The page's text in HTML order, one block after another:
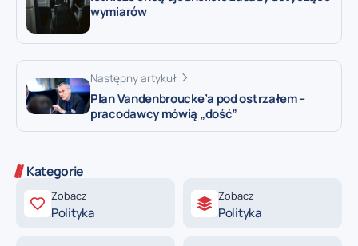
wymiarów
Następny artykuł
Plan Vandenbroucke’a pod ostrzałem –
pracodawcy mówią „dość”
Kategorie
Zobacz
Polityka
Zobacz
Polityka